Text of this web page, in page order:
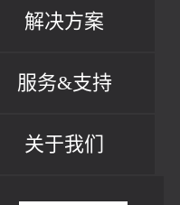
解决方案
服务&支持
关于我们